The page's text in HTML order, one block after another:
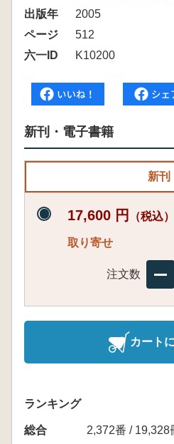
出版年
2005
ページ
512
六一ID
K10200
新刊・電子書籍
新刊
17,600 円 （税込）
取り寄せ
注文数
カート
ランキング
総合
2,372番 / 19,328